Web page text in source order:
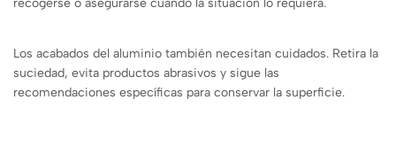
Los acabados del aluminio también necesitan cuidados. Retira la
suciedad, evita productos abrasivos y sigue las
recomendaciones específicas para conservar la superficie.